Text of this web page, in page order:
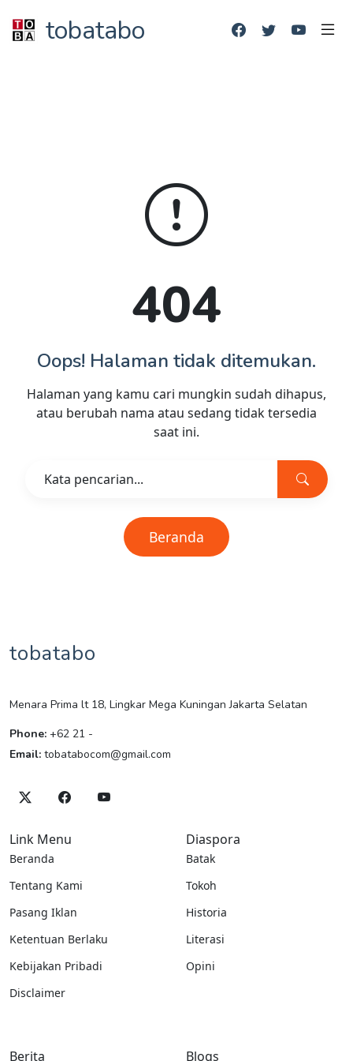
tobatabo
404
Oops! Halaman tidak ditemukan.
Halaman yang kamu cari mungkin sudah dihapus,
atau berubah nama atau sedang tidak tersedia
saat ini.
Beranda
tobatabo
Menara Prima lt 18, Lingkar Mega Kuningan Jakarta Selatan
Phone: +62 21 -
Email: tobatabocom@gmail.com
Link Menu
Beranda
Tentang Kami
Pasang Iklan
Ketentuan Berlaku
Kebijakan Pribadi
Disclaimer
Diaspora
Batak
Tokoh
Historia
Literasi
Opini
Berita Blogs